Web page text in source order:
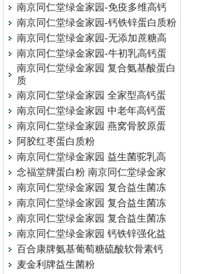
南京同仁堂绿金家园-免疫多维高钙
南京同仁堂绿金家园-钙铁锌蛋白质粉
南京同仁堂绿金家园-无添加蔗糖高
南京同仁堂绿金家园-牛初乳高钙蛋
南京同仁堂绿金家园 复合氨基酸蛋白
质
南京同仁堂绿金家园 全家型高钙蛋
南京同仁堂绿金家园 中老年高钙蛋
南京同仁堂绿金家园 燕窝骨胶原蛋
阿胶红枣蛋白质粉
南京同仁堂绿金家园 益生菌驼乳高
念福堂牌蛋白粉 南京同仁堂绿金家
南京同仁堂绿金家园 复合益生菌冻
南京同仁堂绿金家园 复合益生菌冻
南京同仁堂绿金家园 复合益生菌冻
南京同仁堂绿金家园 钙铁锌强化益
百合康牌氨基葡萄糖硫酸软骨素钙
麦金利牌益生菌粉